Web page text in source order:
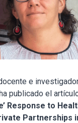
e
publicado el
Response to
Partnerships